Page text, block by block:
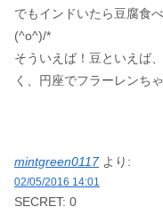
でもインドいたら豆腐食
(^o^)/*
そういえば！豆といえば
く、円座でフラーレンち
mintgreen0117 より:
02/05/2016 14:01
SECRET: 0